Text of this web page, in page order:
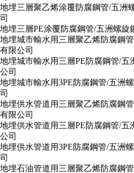
地埋三層聚乙烯涂覆防腐鋼管/五洲
司
地埋三層PE涂覆防腐鋼管/五洲螺旋
地埋城市輸水用三層聚乙烯防腐鋼
有限公司
地埋城市輸水用三層PE防腐鋼管/
公司
地埋城市輸水用3PE防腐鋼管/五洲
司
地埋供水管道用三層聚乙烯防腐鋼
有限公司
地埋供水管道用三層PE防腐鋼管/
公司
地埋供水管道用3PE防腐鋼管/五洲
司
地埋石油管道用三層聚乙烯防腐鋼